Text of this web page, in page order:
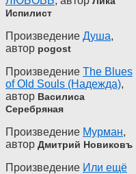
Испилист
Произведение Душа,
автор pogost
Произведение The Blues
of Old Souls (Надежда),
автор Василиса
Серебряная
Произведение Мурман,
автор Дмитрий Новиковъ
Произведение Или ещё